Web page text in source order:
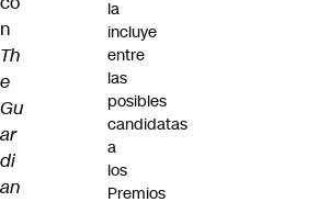
n
Th
e
Gu
ar
di
an
la
incluye
entre
las
posibles
candidatas
a
los
Premios